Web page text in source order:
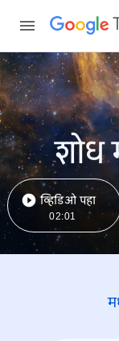
शोध
व्हिडिओ पहा
02:01